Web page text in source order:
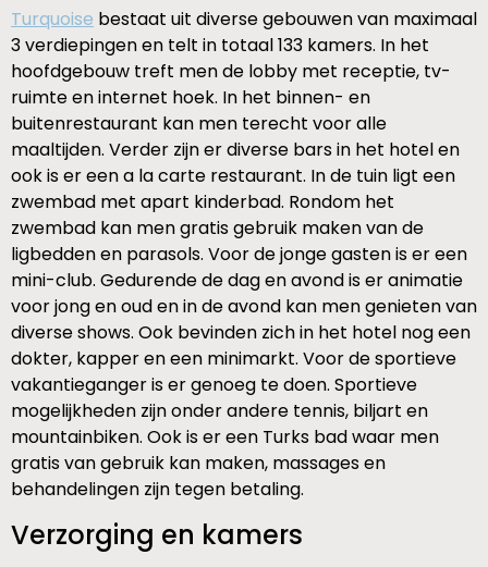
Turquoise bestaat uit diverse gebouwen van maximaal
3 verdiepingen en telt in totaal 133 kamers. In het
hoofdgebouw treft men de lobby met receptie, tv-
ruimte en internet hoek. In het binnen- en
buitenrestaurant kan men terecht voor alle
maaltijden. Verder zijn er diverse bars in het hotel en
ook is er een a la carte restaurant. In de tuin ligt een
zwembad met apart kinderbad. Rondom het
zwembad kan men gratis gebruik maken van de
ligbedden en parasols. Voor de jonge gasten is er een
mini-club. Gedurende de dag en avond is er animatie
voor jong en oud en in de avond kan men genieten van
diverse shows. Ook bevinden zich in het hotel nog een
dokter, kapper en een minimarkt. Voor de sportieve
vakantieganger is er genoeg te doen. Sportieve
mogelijkheden zijn onder andere tennis, biljart en
mountainbiken. Ook is er een Turks bad waar men
gratis van gebruik kan maken, massages en
behandelingen zijn tegen betaling.
Verzorging en kamers